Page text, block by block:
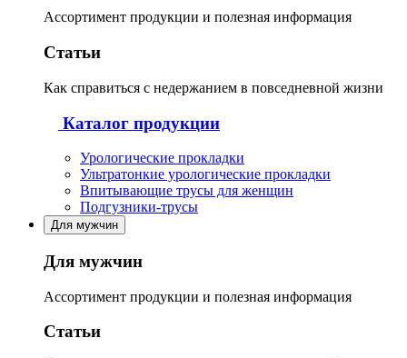
Ассортимент продукции и полезная информация
Статьи
Как справиться с недержанием в повседневной жизни
Каталог продукции
Урологические прокладки
Ультратонкие урологические прокладки
Впитывающие трусы для женщин
Подгузники-трусы
Для мужчин
Для мужчин
Ассортимент продукции и полезная информация
Статьи